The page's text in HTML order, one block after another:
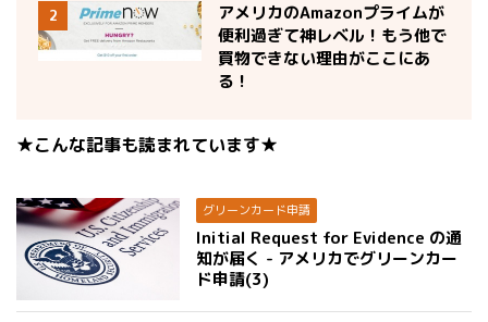
2
アメリカのAmazonプライムが
便利過ぎて神レベル！もう他で
買物できない理由がここにあ
る！
★こんな記事も読まれています★
グリーンカード申請
Initial Request for Evidence の通
知が届く - アメリカでグリーンカー
ド申請(3)